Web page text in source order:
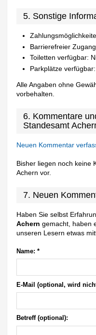
5. Sonstige
Barrierefreier
Toiletten verfügbar:
Parkplätze
Alle Angaben ohne
vorbehalten.
6. Kommentare
Standesamt
Neuen Kommentar
Bisher liegen noch keine
Achern vor.
7. Neuen
Haben Sie selbst
Achern gemacht, haben
unseren Lesern etwas
Name: *
E-Mail (optional, wird
Betreff (optional):